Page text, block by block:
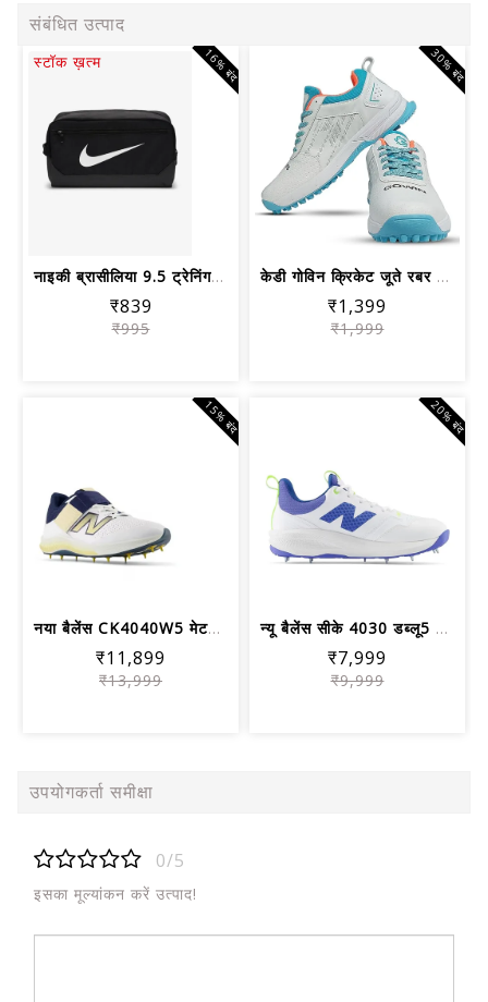
संबंधित उत्पाद
नाइकी ब्रासीलिया 9.5 ट्रेनिंग शू बैग ...
₹839
₹995
स्टॉक ख़त्म 16% बंद
केडी गोविन क्रिकेट जूते रबर स्पाइक जू...
₹1,399
₹1,999
30% बंद
नया बैलेंस CK4040W5 मेटल स्पाइक क्रिक...
₹11,899
₹13,999
15% बंद
न्यू बैलेंस सीके 4030 डब्लू5 क्रिकेट ...
₹7,999
₹9,999
20% बंद
उपयोगकर्ता समीक्षा
0/5
इसका मूल्यांकन करें उत्पाद!